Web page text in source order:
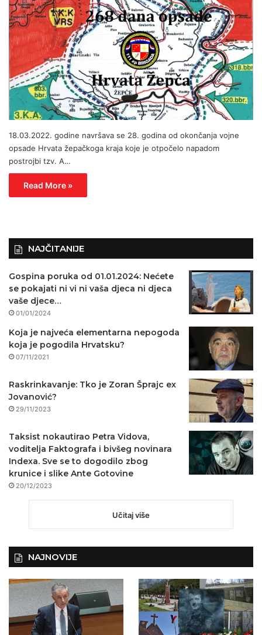
18.03.2022. godine navršava se 28. godina od okončanja vojne
opsade Hrvata žepačkoga kraja koje je otpočelo napadom
postrojbi tzv. A…
Read More »
NAJČITANIJE
Gospina poruka od 01.01.2024: Nećete
se pokajati ni vi ni vaša djeca ni djeca
vaše djece…
01/01/2024
Koja je najveća elementarna nepogoda
koja je pogodila Hrvatsku?
07/11/2021
Raskrinkavanje: Tko je Zoran Šprajc ex
Jovanović?
29/11/2023
Taksist nokautirao Petra Vidova,
voditelja Faktografa i bivšeg novinara
Indexa. Sve se to dogodilo zbog
krunice i slike Ante Gotovine
20/12/2023
Učitaj više
NAJNOVIJE